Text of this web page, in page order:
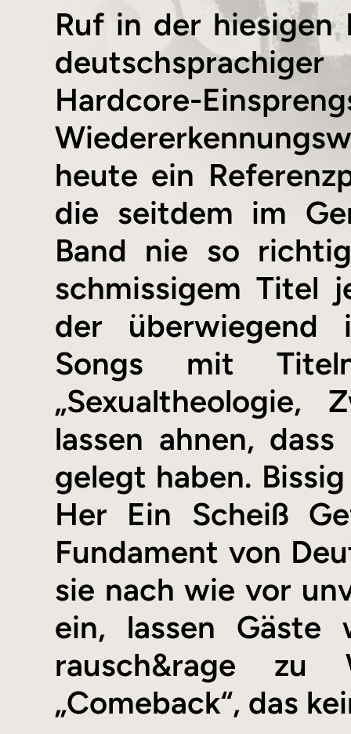
Ruf in der hiesigen
Hardcore-
heute ein
die seitdem im
Band nie so
schmissigem Titel
der überwiegend
Songs mit
„Sexualtheologie,
lassen ahnen,
gelegt haben.
Her Ein Scheiß
Fundament von
sie nach wie vor
ein, lassen Gäste
rausch&rage
„Comeback“, das